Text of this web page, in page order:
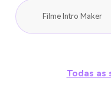
Filme Intro Maker
Todas as